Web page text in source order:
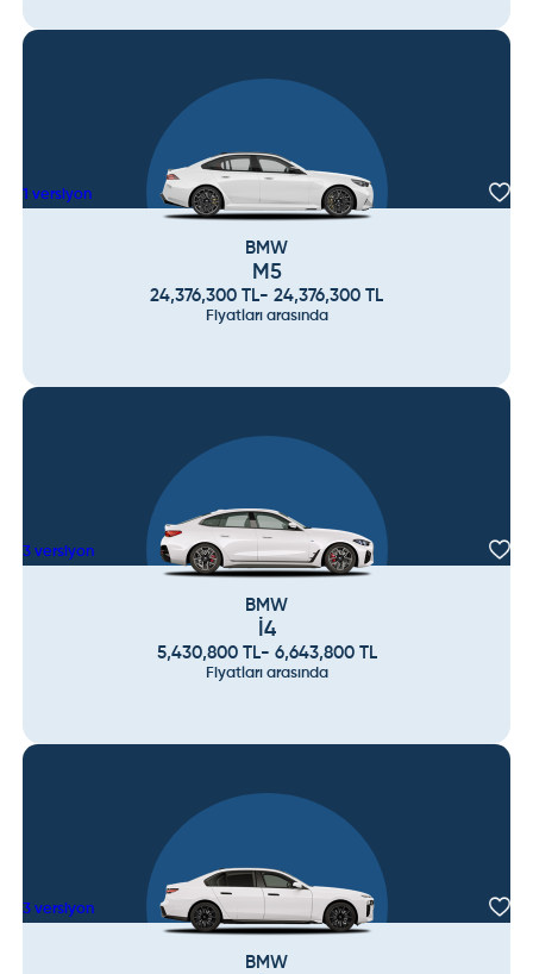
1 versiyon
BMW
M5
24,376,300 TL- 24,376,300 TL
Fiyatları arasında
3 versiyon
BMW
İ4
5,430,800TL- 6,643,800TL
Fiyatları arasında
3 versiyon
BMW